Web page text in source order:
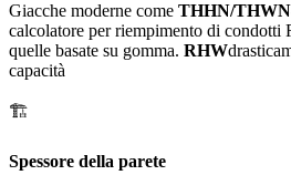
Giacche moderne come THHN/
calcolatore per riempimento di condotti
quelle basate su gomma. RHW
capacità
🏗️
Spessore della parete